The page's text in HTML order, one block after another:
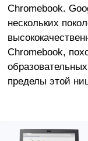
Chromebook.
нескольких
Chromebook,
пределы этой